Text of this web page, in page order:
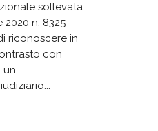
sollevata
2020 n. 8325
riconoscere in
con
un